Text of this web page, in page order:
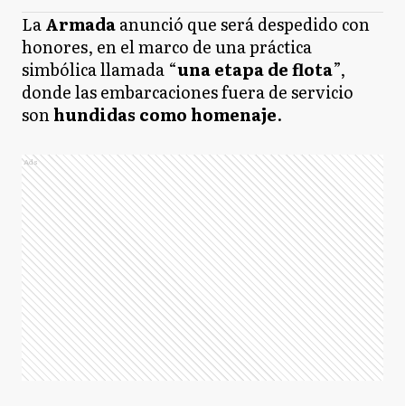
LaArmadaanunció que será despedido con
honores, en el marco de una práctica
simbólica llamada “una etapa de flota”,
donde las embarcaciones fuera de servicio
sonhundidas como homenaje.
Ads